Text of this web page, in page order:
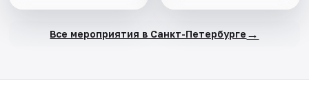
Все мероприятия в Санкт-Петербурге →